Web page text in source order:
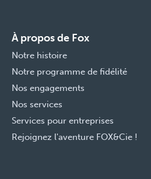
À propos de Fox
Notre histoire
Notre programme de fidélité
Nos engagements
Nos services
Services pour entreprises
Rejoignez l'aventure FOX&Cie !